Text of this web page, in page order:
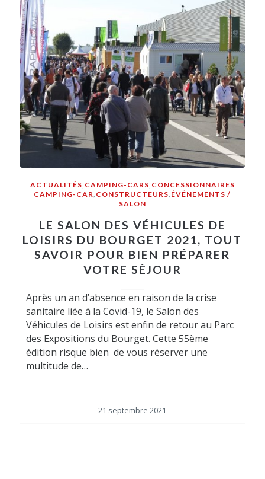
ACTUALITÉS, CAMPING-CARS, CONCESSIONNAIRES
CAMPING-CAR, CONSTRUCTEURS, ÉVÉNEMENTS /
SALON
LE SALON DES VÉHICULES DE
LOISIRS DU BOURGET 2021, TOUT
SAVOIR POUR BIEN PRÉPARER
VOTRE SÉJOUR
Après un an d’absence en raison de la crise
sanitaire liée à la Covid-19, le Salon des
Véhicules de Loisirs est enfin de retour au Parc
des Expositions du Bourget. Cette 55ème
édition risque bien de vous réserver une
multitude de…
21 septembre 2021